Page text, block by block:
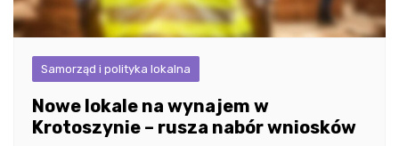
Samorząd i polityka lokalna
Nowe lokale na wynajem w
Krotoszynie – rusza nabór wniosków